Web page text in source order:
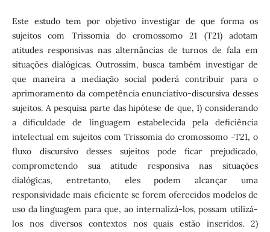
Este estudo tem por objetivo investigar de que forma os
sujeitos com Trissomia do cromossomo 21 (T21) adotam
atitudes responsivas nas alternâncias de turnos de fala em
situações dialógicas. Outrossim, busca também investigar de
que maneira a mediação social poderá contribuir para o
aprimoramento da competência enunciativo-discursiva desses
sujeitos. A pesquisa parte das hipótese de que, 1) considerando
a dificuldade de linguagem estabelecida pela deficiência
intelectual em sujeitos com Trissomia do cromossomo -T21, o
fluxo discursivo desses sujeitos pode ficar prejudicado,
comprometendo sua atitude responsiva nas situações
dialógicas, entretanto, eles podem alcançar uma
responsividade mais eficiente se forem oferecidos modelos de
uso da linguagem para que, ao internalizá-los, possam utilizá-
los nos diversos contextos nos quais estão inseridos. 2)